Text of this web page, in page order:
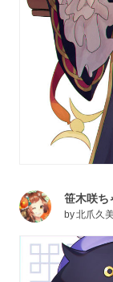
笹木咲ち
by北爪久